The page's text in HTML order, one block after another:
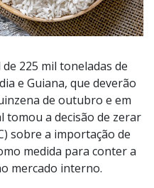
225 mil toneladas de
e Guiana, que deverão
de outubro e em
tomou a decisão de zerar
sobre a importação de
medida para conter a
mercado interno.